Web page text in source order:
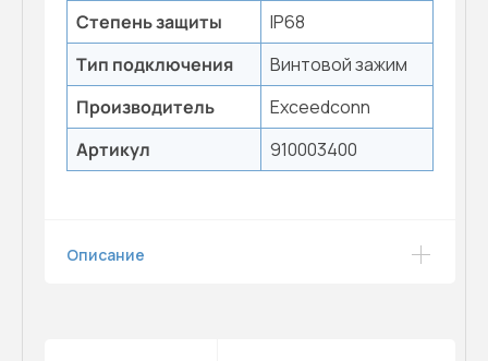
Степень защиты
IP68
Тип подключения
Винтовой зажим
Производитель
Exceedconn
Артикул
910003400
Описание